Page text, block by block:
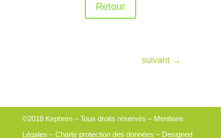
Retour
suivant →
©2018 Kephren – Tous droits réservés – Mentions
Légales –Charte protection des données – Designed